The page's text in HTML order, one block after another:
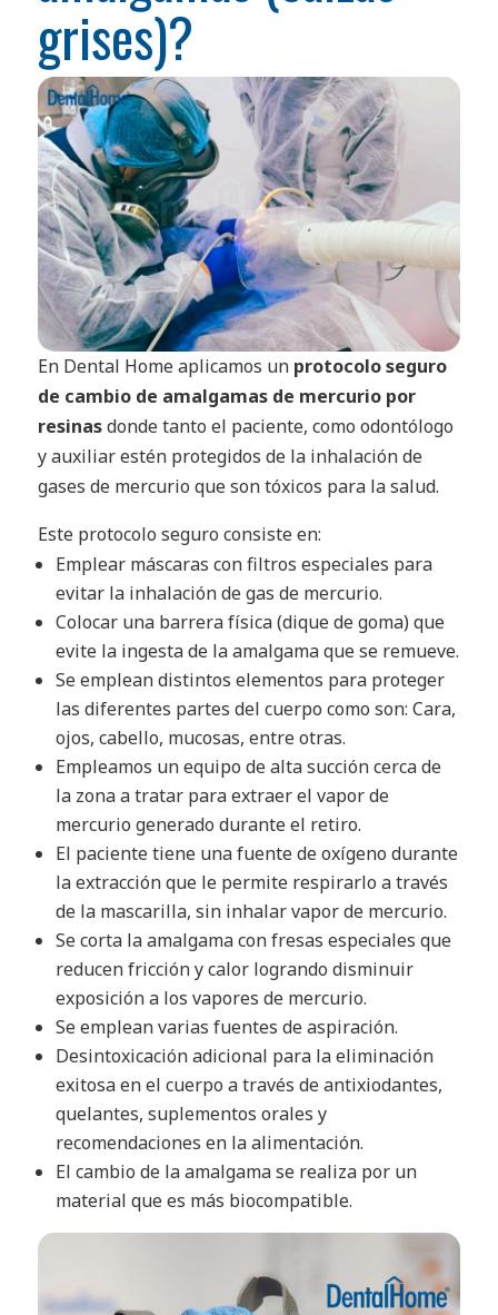
grises)?
En Dental Home aplicamos un protocolo seguro
de cambio de amalgamas de mercurio por
resinas donde tanto el paciente, como odontólogo
y auxiliar estén protegidos de la inhalación de
gases de mercurio que son tóxicos para la salud.
Este protocolo seguro consiste en:
Emplear máscaras con filtros especiales para
evitar la inhalación de gas de mercurio.
Colocar una barrera física (dique de goma) que
evite la ingesta de la amalgama que se remueve.
Se emplean distintos elementos para proteger
las diferentes partes del cuerpo como son: Cara,
ojos, cabello, mucosas, entre otras.
Empleamos un equipo de alta succión cerca de
la zona a tratar para extraer el vapor de
mercurio generado durante el retiro.
El paciente tiene una fuente de oxígeno durante
la extracción que le permite respirarlo a través
de la mascarilla, sin inhalar vapor de mercurio.
Se corta la amalgama con fresas especiales que
reducen fricción y calor logrando disminuir
exposición a los vapores de mercurio.
Se emplean varias fuentes de aspiración.
Desintoxicación adicional para la eliminación
exitosa en el cuerpo a través de antixiodantes,
quelantes, suplementos orales y
recomendaciones en la alimentación.
El cambio de la amalgama se realiza por un
material que es más biocompatible.